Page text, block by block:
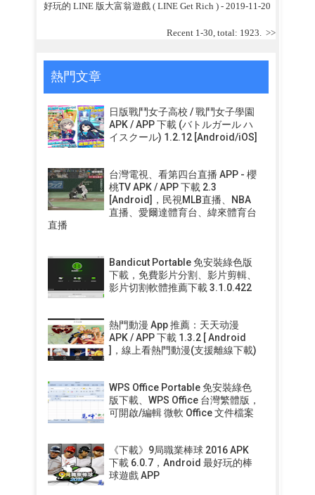
好玩的 LINE 版大富翁遊戲 ( LINE Get Rich )- 2019-11-20
Recent 1-30, total: 1923. >>
熱門文章
日版戰鬥女子高校 / 戰鬥女子學園
APK / APP 下載 (バトルガール ハ
イスクール) 1.2.12 [Android/iOS]
台灣電視、看第四台直播 APP - 櫻
桃TV APK / APP 下載 2.3
[Android]，民視MLB直播、NBA
直播、愛爾達體育台、緯來體育台
直播
Bandicut Portable 免安裝綠色版
下載，免費影片分割、影片剪輯、
影片切割軟體推薦下載 3.1.0.422
熱門動漫 App 推薦：天天动漫
APK / APP 下載 1.3.2 [ Android
]，線上看熱門動漫(支援離線下載)
WPS Office Portable 免安裝綠色
版下載、WPS Office 台灣繁體版，
可開啟/編輯 微軟 Office 文件檔案
《下載》9局職業棒球 2016 APK
下載 6.0.7，Android 最好玩的棒
球遊戲 APP